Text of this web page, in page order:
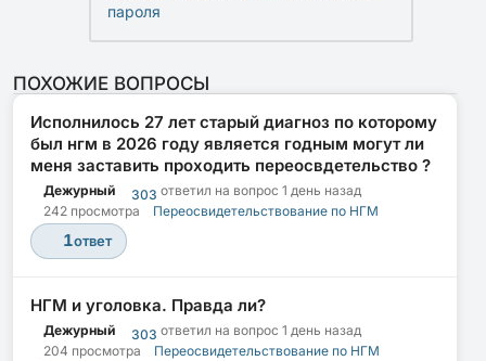
пароля
ПОХОЖИЕ ВОПРОСЫ
Исполнилось 27 лет старый диагноз по которому
был нгм в 2026 году является годным могут ли
меня заставить проходить переосвдетельство ?
Дежурный 303 ответил на вопрос 1 день назад
242 просмотра
Переосвидетельствование по НГМ
1ответ
НГМ и уголовка. Правда ли?
Дежурный 303 ответил на вопрос 1 день назад
204 просмотра
Переосвидетельствование по НГМ